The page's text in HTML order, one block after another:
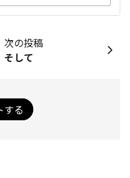
次の投稿
そして
する